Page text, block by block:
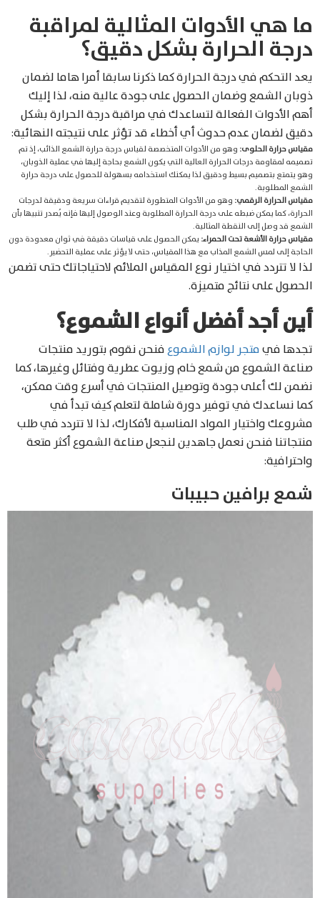
ما هي الأدوات المثالية لمراقبة
درجة الحرارة بشكل دقيق؟
يعد التحكم في درجة الحرارة كما ذكرنا سابقا أمرا هاما لضمان
ذوبان الشمع وضمان الحصول على جودة عالية منه، لذا إليك
أهم الأدوات الفعالة لتساعدك في مراقبة درجة الحرارة بشكل
دقيق لضمان عدم حدوث أي أخطاء قد تؤثر على نتيجته النهائية:
مقياس حرارة الحلوى: وهو من الأدوات المتخصصة لقياس درجة حرارة الشمع الذائب، إذ تم
تصميمه لمقاومة درجات الحرارة العالية التي يكون الشمع بحاجة إليها في عملية الذوبان،
وهو يتمتع بتصميم بسيط ودقيق لذا يمكنك استخدامه بسهولة للحصول على درجة حرارة
الشمع المطلوبة.
مقياس الحرارة الرقمي: وهو من الأدوات المتطورة لتقديم قراءات سريعة ودقيقة لدرجات
الحرارة، كما يمكن ضبطه على درجة الحرارة المطلوبة وعند الوصول إليها فإنه يُصدر تنبيها بأن
الشمع قد وصل إلى النقطة المثالية.
مقياس حرارة الأشعة تحت الحمراء: يمكن الحصول على قياسات دقيقة في ثوان معدودة دون
الحاجة إلى لمس الشمع المذاب مع هذا المقياس، حتى لا يؤثر على عملية التحضير.
لذا لا تتردد في اختيار نوع المقياس الملائم لاحتياجاتك حتى تضمن
الحصول على نتائج متميزة.
أين أجد أفضل أنواع الشموع؟
تجدها فيمتجر لوازم الشموعفنحن نقوم بتوريد منتجات
صناعة الشموع من شمع خام وزيوت عطرية وفتائل وغيرها، كما
نضمن لك أعلى جودة وتوصيل المنتجات في أسرع وقت ممكن،
كما نساعدك في توفير دورة شاملة لتعلم كيف تبدأ في
مشروعك واختيار المواد المناسبة لأفكارك، لذا لا تتردد في طلب
منتجاتنا فنحن نعمل جاهدين لنجعل صناعة الشموع أكثر متعة
واحترافية:
شمع برافين حبيبات